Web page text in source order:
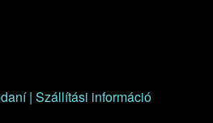
| Szállítási információ